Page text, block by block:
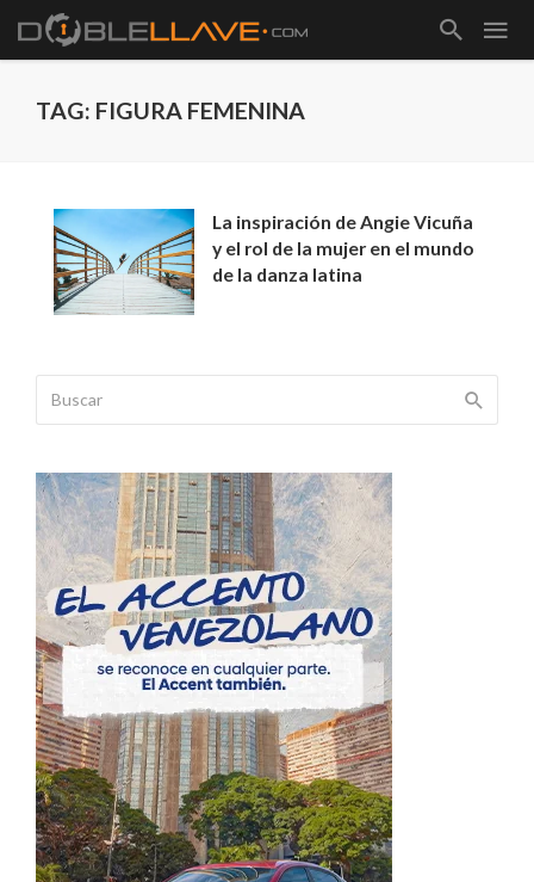
TAG: FIGURA FEMENINA
La inspiración de Angie Vicuña
y el rol de la mujer en el mundo
de la danza latina